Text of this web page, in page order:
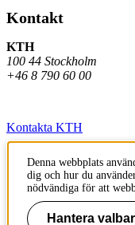
Kontakt
KTH
100 44 Stockholm
+46 8 790 60 00
Kontakta KTH
Jobba på KTH
Press och media
Faktura och betalning
Denna webbplats
dig och hur du
nödvändiga för att
Hantera